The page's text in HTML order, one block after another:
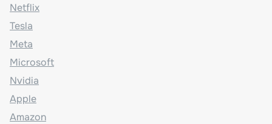
Netflix
Tesla
Meta
Microsoft
Nvidia
Apple
Amazon